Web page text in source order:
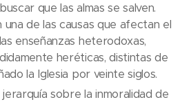
que las almas se salven.
una de las causas que afectan el
enseñanzas heterodoxas,
heréticas, distintas de
la Iglesia por veinte siglos.
sobre la inmoralidad de